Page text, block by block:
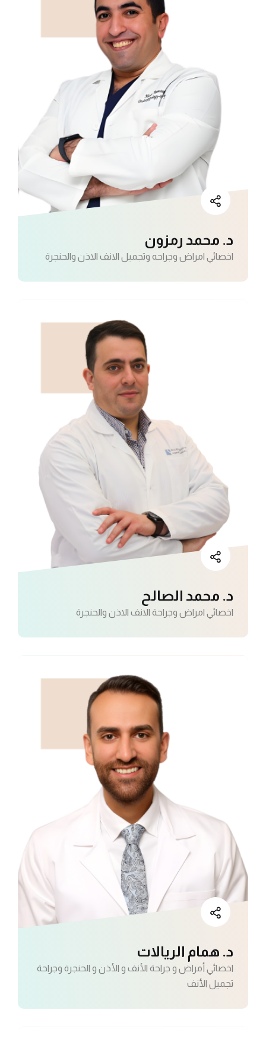
د. محمد رمزون
اخصائي امراض وجراحه وتجميل الانف الاذن والحنجرة
د. محمد الصالح
اخصائي امراض وجراحة الانف الاذن والحنجرة
د. همام الريالات
اخصائي أمراض و جراحة الأنف و الأذن و الحنجرة وجراحة
تجميل الأنف